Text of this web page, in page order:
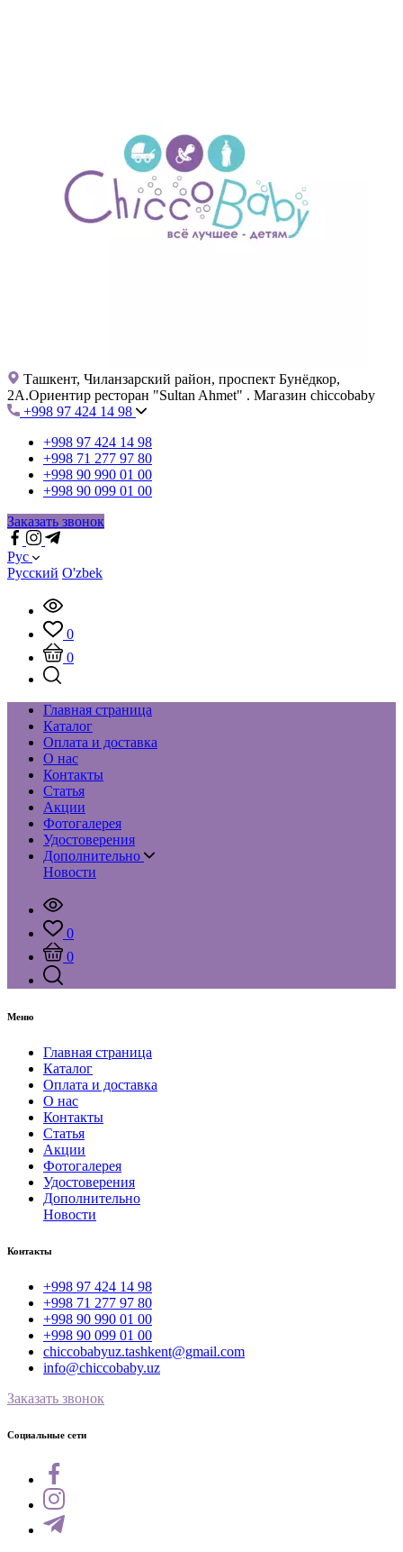
Ташкент, Чиланзарский район, проспект Бунёдкор,
2А.Ориентир ресторан "Sultan Ahmet" . Магазин chiccobaby
+998 97 424 14 98
+998 97 424 14 98
+998 71 277 97 80
+998 90 990 01 00
+998 90 099 01 00
Заказать звонок
Рус
Русский O'zbek
0
0
Главная страница
Каталог
Оплата и доставка
О нас
Контакты
Статья
Акции
Фотогалерея
Удостоверения
Дополнительно
Новости
0
0
Меню
Главная страница
Каталог
Оплата и доставка
О нас
Контакты
Статья
Акции
Фотогалерея
Удостоверения
Дополнительно
Новости
Контакты
+998 97 424 14 98
+998 71 277 97 80
+998 90 990 01 00
+998 90 099 01 00
chiccobabyuz.tashkent@gmail.com
info@chiccobaby.uz
Заказать звонок
Социальные сети